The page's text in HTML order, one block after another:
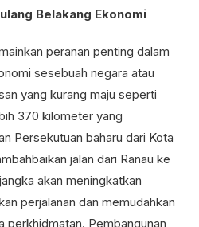
Belakang Ekonomi
peranan penting dalam
sesebuah negara atau
yang kurang maju seperti
370 kilometer yang
Persekutuan baharu dari Kota
jalan dari Ranau ke
akan meningkatkan
perjalanan dan memudahkan
perkhidmatan. Pembangunan